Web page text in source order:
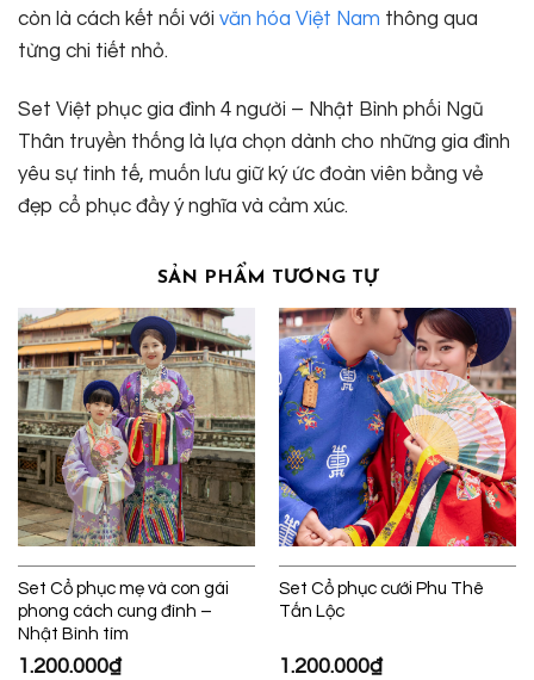
còn là cách kết nối với văn hóa Việt Nam thông qua
từng chi tiết nhỏ.
Set Việt phục gia đình 4 người – Nhật Bình phối Ngũ
Thân truyền thống là lựa chọn dành cho những gia đình
yêu sự tinh tế, muốn lưu giữ ký ức đoàn viên bằng vẻ
đẹp cổ phục đầy ý nghĩa và cảm xúc.
SẢN PHẨM TƯƠNG TỰ
Set Cổ phục mẹ và con gái
phong cách cung đình –
Nhật Bình tím
1.200.000₫
Set Cổ phục cưới Phu Thê
Tấn Lộc
1.200.000₫